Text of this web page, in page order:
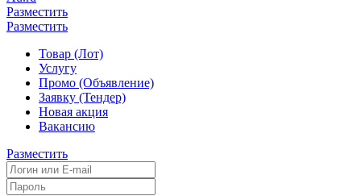
Разместить
Разместить
Товар (Лот)
Услугу
Промо (Объявление)
Заявку (Тендер)
Новая акция
Вакансию
Разместить